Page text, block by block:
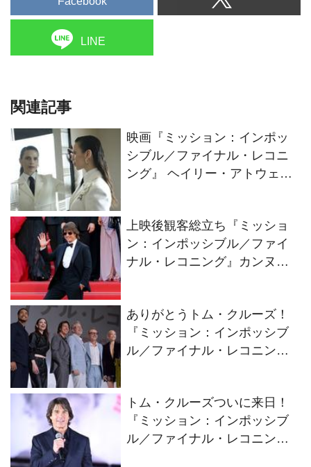
LINE
関連記事
映画『ミッション：インポッ
シブル／ファイナル・レコニ
ング』 ヘイリー・アトウェル
上映後観客総立ち『ミッショ
ン：インポッシブル／ファイ
ナル・レコニング』カンヌ国
ありがとうトム・クルーズ！
『ミッション：インポッシブ
ル／ファイナル・レコニン
トム・クルーズついに来日！
『ミッション：インポッシブ
ル／ファイナル・レコニン